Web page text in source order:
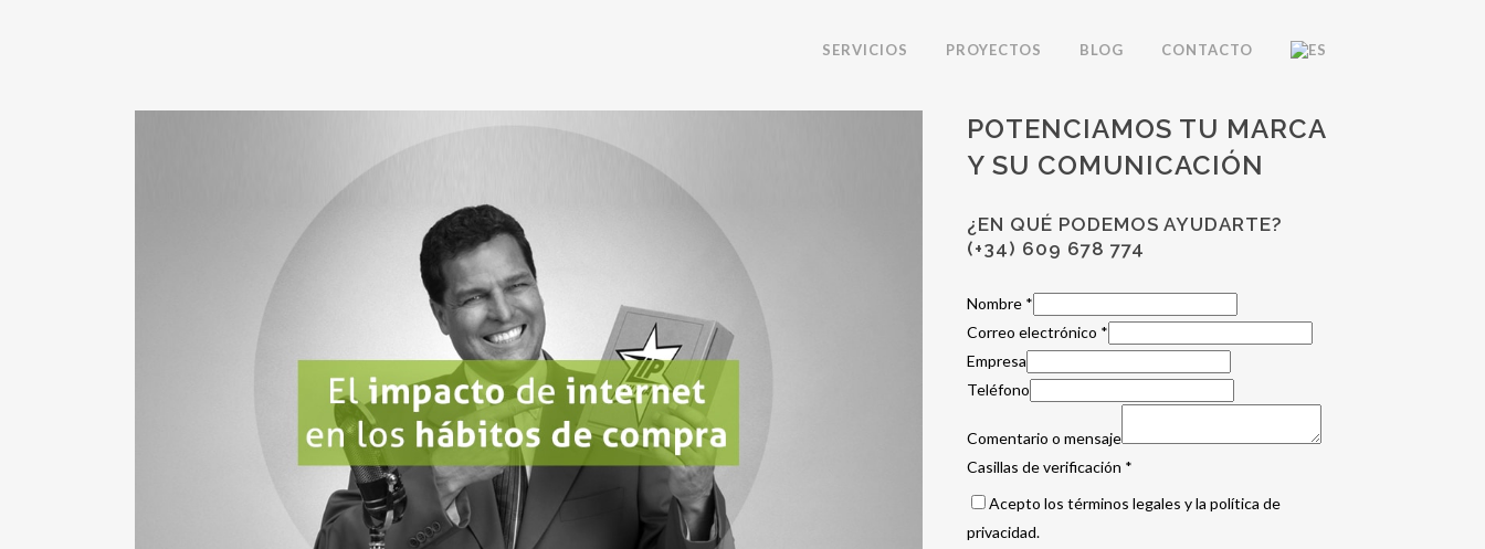
SERVICIOS PROYECTOS BLOG CONTACTO
POTENCIAMOS TU MARCA
Y SU COMUNICACIÓN
¿EN QUÉ PODEMOS AYUDARTE?
(+34) 609 678 774
Nombre *
Correo electrónico *
Empresa
Teléfono
Comentario o mensaje
Casillas de verificación *
Acepto los términos legales y la política de
privacidad.